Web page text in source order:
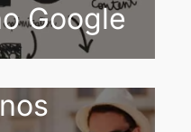
Google